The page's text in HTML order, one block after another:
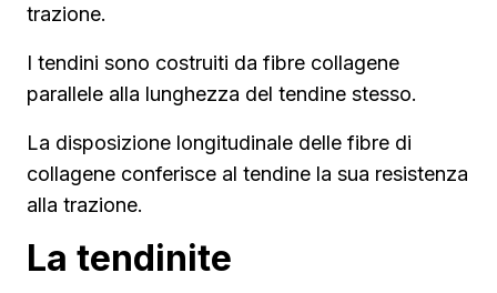
trazione.
I tendini sono costruiti da fibre collagene
parallele alla lunghezza del tendine stesso.
La disposizione longitudinale delle fibre di
collagene conferisce al tendine la sua resistenza
alla trazione.
La tendinite